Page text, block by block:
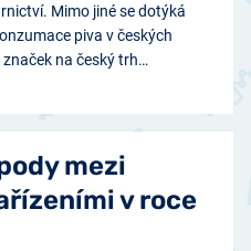
Mimo jiné se dotýká
piva v českých
na český trh…
mezi
v roce